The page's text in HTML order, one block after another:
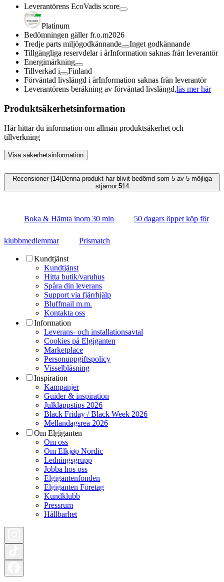
Leverantörens EcoVadis score
Platinum
Bedömningen gäller fr.o.m2026
Tredje parts miljögodkännande
Inget godkännande
Tillgängliga reservdelar i årInformation saknas från leverantör
Energimärkning
Tillverkad i
Finland
Förväntad livslängd i årInformation saknas från leverantör
Leverantörens beräkning av förväntad livslängd,läs mer här
Produktsäkerhetsinformation
Här hittar du information om allmän produktsäkerhet och
tillverkning
Visa säkerhetsinformation
Recensioner (14)Denna produkt har blivit bedömd som 5 av 5 möjliga
stjärnor.514
Boka & Hämta inom 30 min 50 dagars öppet köp för
klubbmedlemmar Prismatch
Kundtjänst
Kundtjänst
Hitta butik/varuhus
Spåra din leverans
Support via fjärrhjälp
Bluffmail m.m.
Kontakta oss
Information
Leverans- och installationsavtal
Cookies på Elgiganten
Marketplace
Personuppgiftspolicy
Visselblåsning
Inspiration
Kampanjer
Guider & inspiration
Julklappstips 2026
Black Friday / Black Week 2026
Mellandagsrea 2026
Om Elgiganten
Om oss
Om Elkjøp Nordic
Ledningsgrupp
Jobba hos oss
Elgigantenfonden
Elgiganten Företag
Kundklubb
Pressrum
Hållbarhet